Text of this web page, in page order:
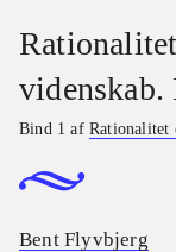
videnskab.
Bind 1 afRationalitet
Bent Flyvbjerg